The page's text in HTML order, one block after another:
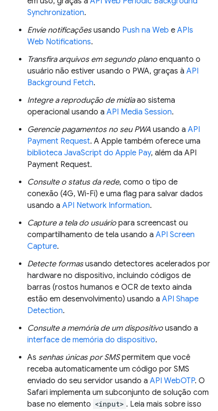
Synchronization.
Envie notificaçõesusando Push na Web e APIs
Web Notifications.
Transfira arquivos em segundo plano enquanto o
usuário não estiver usando o PWA, graças à API
Background Fetch.
Integre a reprodução de mídiaao sistema
operacional usando a API Media Session.
Gerencie pagamentos no seu PWA usando a API
Payment Request. A Apple também oferece uma
biblioteca JavaScript do Apple Pay, além da API
Payment Request.
Consulte o status da rede, como o tipo de
conexão (4G, Wi-Fi) e uma flag para salvar dados
usando a API Network Information.
Capture a tela do usuário para screencast ou
compartilhamento de tela usando a API Screen
Capture.
Detecte formasusando detectores acelerados por
hardware no dispositivo, incluindo códigos de
barras (rostos humanos e OCR de texto ainda
estão em desenvolvimento) usando a API Shape
Detection.
Consulte a memória de um dispositivo usando a
interface de memória do dispositivo.
As senhas únicas por SMSpermitem que você
receba automaticamente um código por SMS
enviado do seu servidor usando a API WebOTP. O
Safari implementa um subconjunto de solução com
base no elemento <input> . Leia mais sobre isso